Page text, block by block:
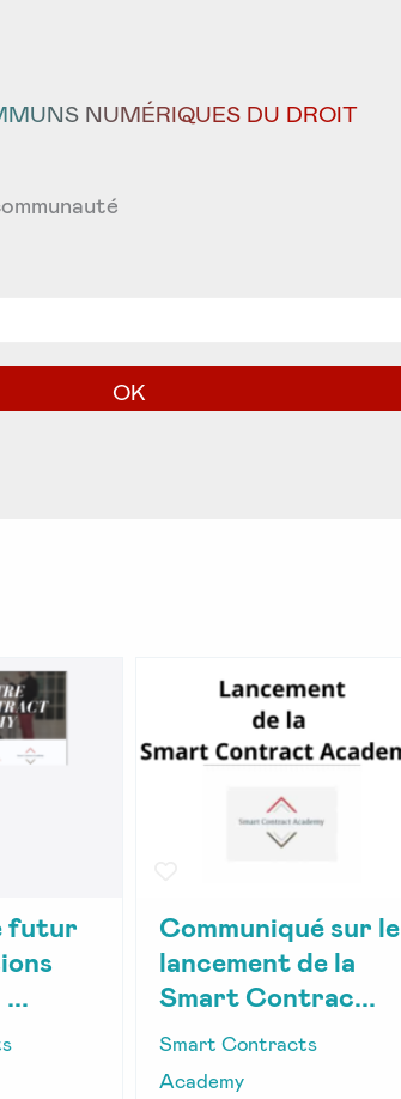
NUMÉRIQUES DU DROIT
OK
futur
Communiqué sur le
lancement de la
Smart Contrac...
Smart Contracts
Academy